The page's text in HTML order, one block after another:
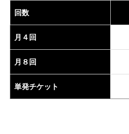
回数
月４回
月８回
単発チケット